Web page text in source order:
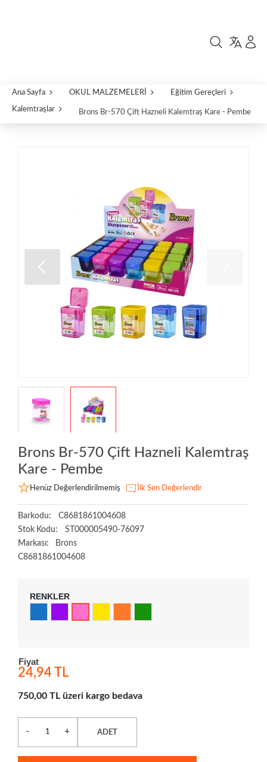
Ana Sayfa OKUL MALZEMELERİ Eğitim Gereçleri
Kalemtraşlar Brons Br-570 Çift Hazneli Kalemtraş Kare - Pembe
Brons Br-570 Çift Hazneli Kalemtraş
Kare - Pembe
Henüz Değerlendirilmemiş İlk Sen Değerlendir
Barkodu:
C8681861004608
Stok Kodu:
ST000005490-76097
Markası:
Brons
C8681861004608
RENKLER
Fiyat
24,94 TL
750,00 TL üzeri kargo bedava
- + ADET